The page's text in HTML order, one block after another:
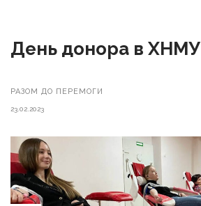
День донора в ХНМУ
РАЗОМ ДО ПЕРЕМОГИ
23.02.2023